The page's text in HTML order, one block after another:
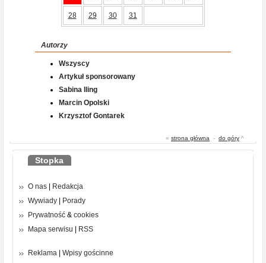
28 29 30 31
Autorzy
Wszyscy
Artykuł sponsorowany
Sabina Iling
Marcin Opolski
Krzysztof Gontarek
« strona główna - do góry ^
Stopka
O nas
Redakcja
Wywiady
Porady
Prywatność & cookies
Mapa serwisu
RSS
Reklama Wpisy gościnne